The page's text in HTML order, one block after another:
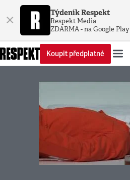
× Týdeník Respekt
Respekt Media
ZDARMA - na Google Play
Koupit předplatné